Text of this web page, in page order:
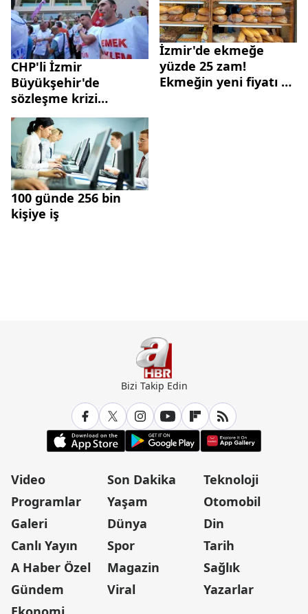
CHP'li İzmir
Büyükşehir'de
sözleşme krizi
dinmiyor! Memurlar
yarım gün iş bıraktı!
Hedefteki isim Cemil
Tugay...
İzmir'de ekmeğe
yüzde 25 zam!
Ekmeğin yeni fiyatı 5
100 günde 256 bin
kişiye iş
Bizi Takip Edin
Video
Programlar
Galeri
Canlı Yayın
A Haber Özel
Gündem
Son Dakika
Yaşam
Dünya
Spor
Magazin
Viral
Teknoloji
Otomobil
Din
Tarih
Sağlık
Yazarlar